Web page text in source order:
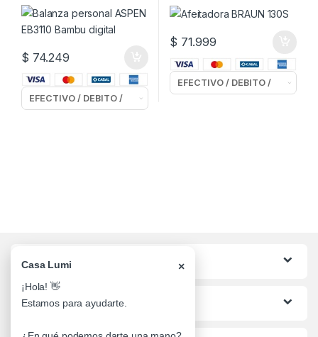
$ 74.249
$ 71.999
Categorias
Lo mas buscado
Casa Lumi ×
¡Hola! 👋
Estamos para ayudarte.